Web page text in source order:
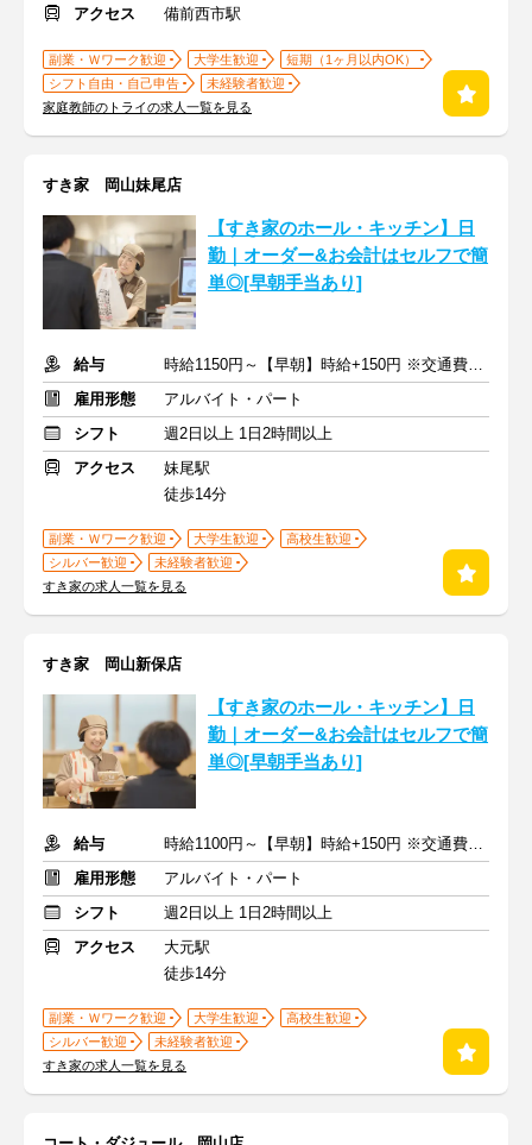
アクセス
備前西市駅
副業・Ｗワーク歓迎 大学生歓迎
短期（1ヶ月以内OK）
シフト自由・自己申告
未経験者歓迎
家庭教師のトライの求人一覧を見る
すき家 岡山妹尾店
【すき家のホール・キッチン】日
勤｜オーダー&お会計はセルフで簡
単◎[早朝手当あり]
給与
時給1150円～【早朝】時給+150円 ※交通費支給
雇用形態
アルバイト・パート
シフト
週2日以上 1日2時間以上
アクセス
妹尾駅
徒歩14分
副業・Ｗワーク歓迎 大学生歓迎
高校生歓迎
シルバー歓迎
未経験者歓迎
すき家の求人一覧を見る
すき家 岡山新保店
【すき家のホール・キッチン】日
勤｜オーダー&お会計はセルフで簡
単◎[早朝手当あり]
給与
時給1100円～【早朝】時給+150円 ※交通費支給
雇用形態
アルバイト・パート
シフト
週2日以上 1日2時間以上
アクセス
大元駅
徒歩14分
副業・Ｗワーク歓迎 大学生歓迎
高校生歓迎
シルバー歓迎
未経験者歓迎
すき家の求人一覧を見る